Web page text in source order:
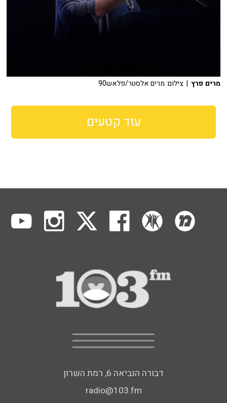
מרים פרץ | צילום: מרים אלסטר/פלאש90
עוד קטעים
דבורה הנביאה 6, רמת השרון
radio@103.fm